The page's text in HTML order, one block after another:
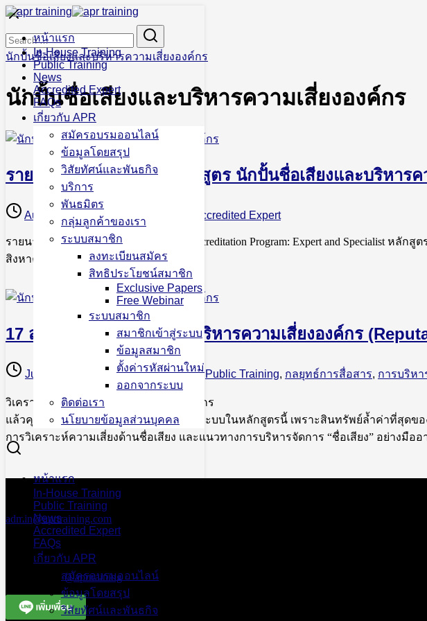
Skip
contentหน้าแรก
In-House Training
Public Training
News
Accredited Expert
FAQs
เกี่ยวกับ APR
สมัครอบรมออนไลน์
ข้อมูลโดยสรุป
วิสัยทัศน์และพันธกิจ
บริการ
พันธมิตร
กลุ่มลูกค้าของเรา
ระบบสมาชิก
ลงทะเบียนสมัคร
สิทธิประโยชน์สมาชิก
Exclusive Papers
Free Webinar
ระบบสมาชิก
สมาชิกเข้าสู่ระบบ
ข้อมูลสมาชิก
ตั้งค่ารหัสผ่านใหม่
ออกจากระบบ
ติดต่อเรา
นโยบายข้อมูลส่วนบุคคล
หน้าแรก
In-House Training
Public Training
News
Accredited Expert
FAQs
เกี่ยวกับ APR
สมัครอบรมออนไลน์
ข้อมูลโดยสรุป
วิสัยทัศน์และพันธกิจ
for:
นักปั้นชื่อเสียงและบริหารความเสี่ยงองค์กร
นักปั้นชื่อเสียงและบริหารความเสี่ยงองค์กร
รายชื่อผู้ผ่านการรับรองหลักสูตร นักปั้นชื่อเสียงและบริหาร
August 17, 2023 Accredited Expert
รายนามผู้ได้รับวุฒิบัตรรับรองคุณภาพ Accreditation Program: Expert and Specialist หลั
สิงหาคม 2566
17 ส.ค. นักปั้นชื่อเสียงและบริหารความเสี่ยงองค์กร
June 21, 2023 December 3, 2024 Public Training, กลยุทธ์การสื่อสาร, การบริหา
วิเคราะห์ไว้ก่อน เรื่องสุ่มเสี่ยงชื่อเสียงองค์กร
แล้วคุณจะปลุกปั้น “ชื่อเสียง” ได้อย่างเป็นระบบในหลักสูตรนี้ เพราะสินทรัพย์ล้ำค่าที่สุดข
การวิเคราะห์ความเสี่ยงด้านชื่อเสียง และแนวทางการบริหารจัดการ “ชื่อเสียง” อย่างมืออ
สอบถามข้อมูลเพิ่มเติม
เอพีอาร์ อบรมสัมมนา
admin@aprtraining.com
โทรศัพท์ 02-575-2415-7 ต่อ 15-16
โทรศัพท์สายด่วน 094-663-3331
Line Official@aprtraining